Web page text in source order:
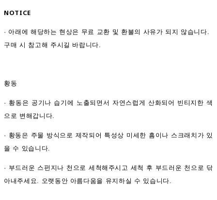
NOTICE
· 아래에 해당하는 현상은 무료 교환 및 환불의 사유가 되지 않습니다.
구매 시 참고해 주시길 바랍니다.
황동
· 황동은 공기나 습기에 노출되면서 자연스럽게 산화되어 빈티지한 색
으로 변해갑니다.
· 황동은 주물 방식으로 제작되어 특성상 미세한 흠이나 스크래치가 있
을 수 있습니다.
· 부드러운 스펀지나 천으로 세척해주시고 세척 후 부드러운 천으로 닦
아내주세요. 오랫동안 아름다움을 유지하실 수 있습니다.